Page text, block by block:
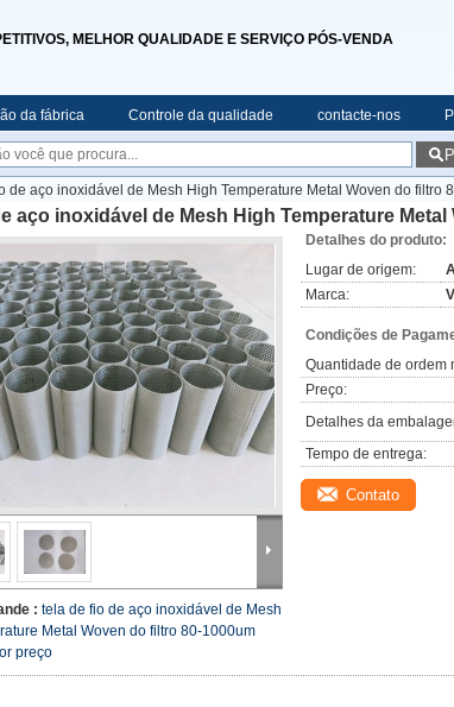
MELHOR QUALIDADE E SERVIÇO PÓS-VENDA
da fábrica Controle da qualidade contacte-nos
de aço inoxidável de Mesh High Temperature Metal Woven do filtro
aço inoxidável de Mesh High Temperature
: tela de fio de aço inoxidável de Mesh
Metal Woven do filtro 80-1000um
preço
Detalhes do produto:
Lugar de origem:
Marca:
Condições de
Quantidade de ordem
Preço:
Detalhes da
Tempo de entrega:
Contato